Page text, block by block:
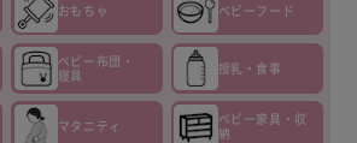
おもちゃ ベビーフード
ベビー布団・
寝具
授乳・食事
マタニティ
ベビー家具・収
納